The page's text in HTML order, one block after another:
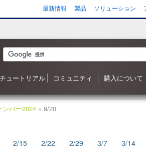
最新情報 製品 ソリューション
FAQ）
ベースへようこそ
チュートリアル
目次
Shade3D 操作ガイダンス
Shade3D の使い方
カスタマイズはいかがですか？
シャーロットのチュートリアル
ビデオチュートリアル
ポリゴンメッシュでキャラクタを作成
アニメーション事始め
チャレンジ！3D
Adobe製品と連携！
書籍リスト
コミュニティ
Shade3D フォーラム
事例紹介・インタビュー
特集・コンテスト
ギャラリー
購入について
Shade3D 製
Shapeasy の
マジカルスケ
ンバー2024 » 9/20
2/15 2/22 2/29 3/7 3/14